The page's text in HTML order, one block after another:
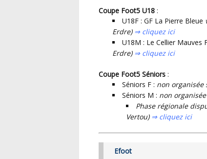
Coupe Foot5 U18 :
U18F : GF La Pierre Bleue
Erdre) ⇒ cliquez ici
U18M : Le Cellier Mauves
Erdre) ⇒ cliquez ici
Coupe Foot5 Séniors :
Séniors F : non organisée
Séniors M : non
Phase régionale
Vertou) ⇒ cliquez ici
Efoot